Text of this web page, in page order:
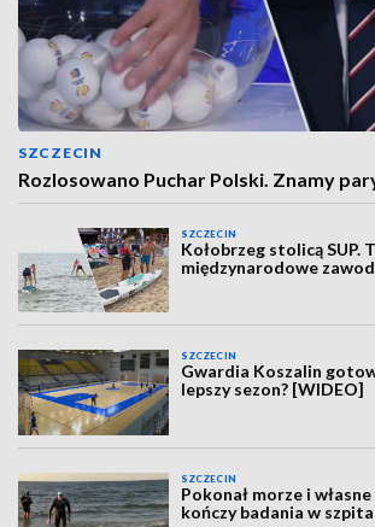
SZCZECIN
Rozlosowano Puchar Polski. Znamy
SZCZECIN
Kołobrzeg stolicą SUP.
międzynarodowe
SZCZECIN
Gwardia Koszalin
lepszy sezon? [WIDEO]
SZCZECIN
Pokonał morze i
kończy badania w